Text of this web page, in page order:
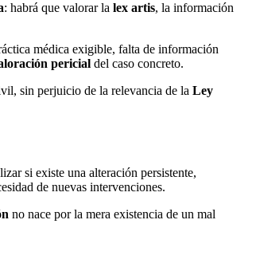
: habrá que valorar la lex artis, la información
médica exigible, falta de información
pericial del caso concreto.
sin perjuicio de la relevancia de la Ley
si existe una alteración persistente,
de nuevas intervenciones.
no nace por la mera existencia de un mal